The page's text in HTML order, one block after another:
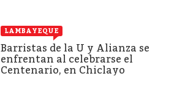
LAMBAYEQUE
Barristas de la U y Alianza se
enfrentan al celebrarse el
Centenario, en Chiclayo